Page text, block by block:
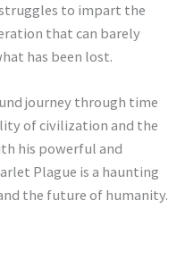
to impart the
that can barely
has been lost.
journey through time
of civilization and the
his powerful and
Plague is a haunting
the future of humanity.